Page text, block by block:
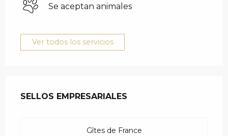
Se aceptan animales
Ver todos los servicios
SELLOS EMPRESARIALES
SELLOS EMPRESARIALES
Gîtes de France